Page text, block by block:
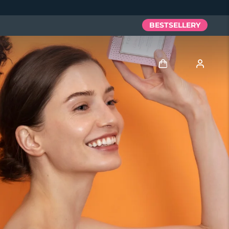
BESTSELLERY
Zaloguj
Profil użytkownika
Moje urządzenia
Moje zamówienia
Moje adresy
Moje subskrypcje